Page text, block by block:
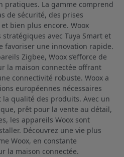
pratiques. La gamme comprend
de sécurité, des prises
bien plus encore. Woox
avec Tuya Smart et
favoriser une innovation rapide.
Zigbee, Woox s’efforce de
la maison connectée offrant
connectivité robuste. Woox a
européennes nécessaires
qualité des produits. Avec un
prêt pour la vente au détail,
les appareils Woox sont
Découvrez une vie plus
Woox, en constante
la maison connectée.